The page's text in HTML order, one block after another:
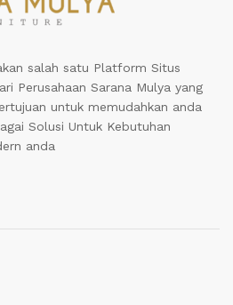
salah satu Platform Situs
Perusahaan Sarana Mulya yang
untuk memudahkan anda
Solusi Untuk Kebutuhan
anda